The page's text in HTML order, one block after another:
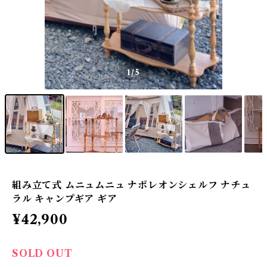
1/5
組み立て式 ムニュムニュ ナポレオンシェルフ ナチュ
ラル キャンプギア ギア
¥42,900
SOLD OUT